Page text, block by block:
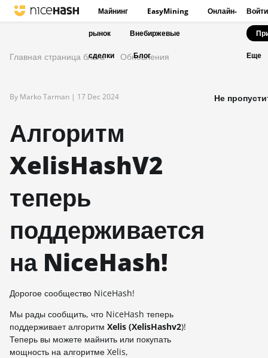
Майнинг EasyMining Онлайн-
рынок Внебиржевые
сделки Блог
Войти
Еще
Главная страница блога Обновления
By Marko Tarman | 17 Dec 2024
Алгоритм
XelisHashV2
теперь
поддерживается
на NiceHash!
Дорогое сообщество NiceHash!
Мы рады сообщить, что NiceHash теперь
поддерживает алгоритм Xelis (XelisHashv2)!
Теперь вы можете майнить или покупать
мощность на алгоритме Xelis,
Не